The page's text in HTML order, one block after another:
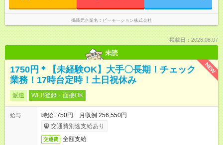
掲載元企業名 ビーモーション株式会社
掲載日：2026.08.07
未読
NEW
1750円＊【未経験OK】大手〇長期！チェック
業務！17時台定時！土日祝休み
派遣 WEB登録・面接OK
給与
時給1750円 月収例 256,550円
交通費別途支給あり
交通費 全額支給